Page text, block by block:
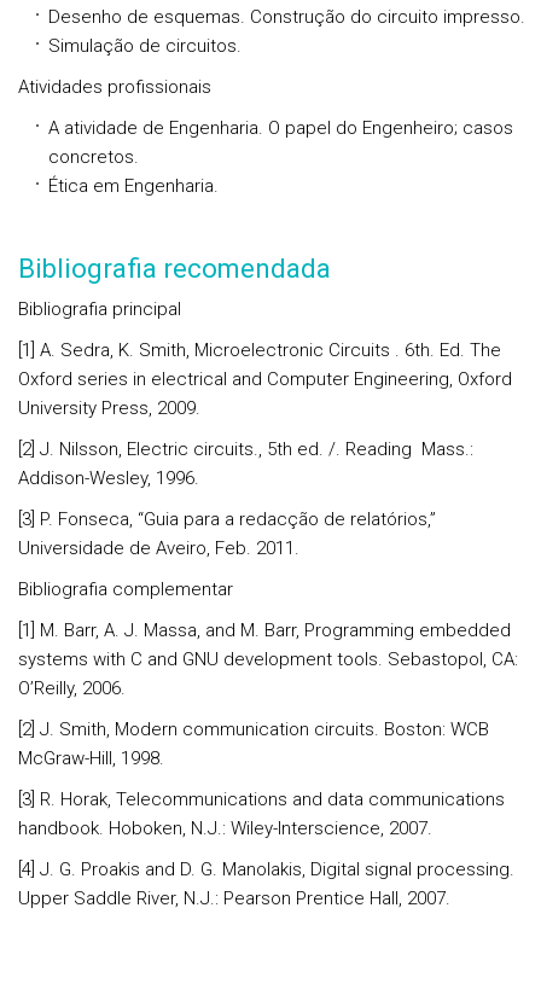
Desenho de esquemas. Construção do circuito impresso.
Simulação de circuitos.
Atividades profissionais
A atividade de Engenharia. O papel do Engenheiro; casos
concretos.
Ética em Engenharia.
Bibliografia recomendada
Bibliografia principal
[1] A. Sedra, K. Smith, Microelectronic Circuits . 6th. Ed. The
Oxford series in electrical and Computer Engineering, Oxford
University Press, 2009.
[2] J. Nilsson, Electric circuits., 5th ed. /. Reading Mass.:
Addison-Wesley, 1996.
[3] P. Fonseca, “Guia para a redacção de relatórios,”
Universidade de Aveiro, Feb. 2011.
Bibliografia complementar
[1] M. Barr, A. J. Massa, and M. Barr, Programming embedded
systems with C and GNU development tools. Sebastopol, CA:
O’Reilly, 2006.
[2] J. Smith, Modern communication circuits. Boston: WCB
McGraw-Hill, 1998.
[3] R. Horak, Telecommunications and data communications
handbook. Hoboken, N.J.: Wiley-Interscience, 2007.
[4] J. G. Proakis and D. G. Manolakis, Digital signal processing.
Upper Saddle River, N.J.: Pearson Prentice Hall, 2007.